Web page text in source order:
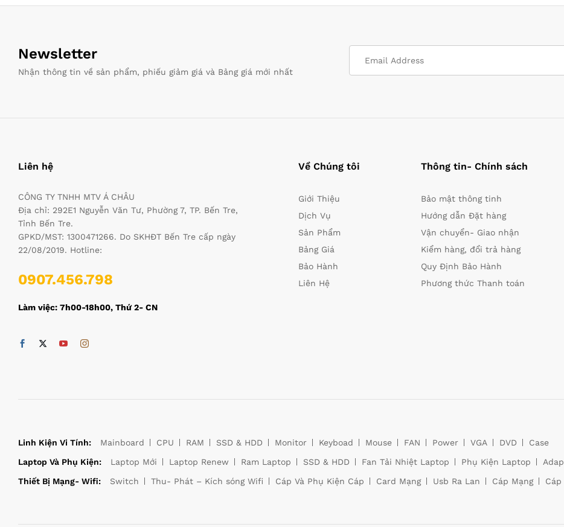
Newsletter
Nhận thông tin về sản phẩm, phiếu giảm giá và Bảng giá mới nhất
Liên hệ
CÔNG TY TNHH MTV Á CHÂU
Địa chỉ: 292E1 Nguyễn Văn Tư, Phường 7, TP. Bến Tre,
Tỉnh Bến Tre.
GPKD/MST: 1300471266. Do SKHĐT Bến Tre cấp ngày
22/08/2019. Hotline:
0907.456.798
Làm việc: 7h00-18h00, Thứ 2- CN
Về Chúng tôi
Giới Thiệu
Dịch Vụ
Sản Phẩm
Bảng Giá
Bảo Hành
Liên Hệ
Thông tin- Chính sách
Bảo mật thông tinh
Hướng dẫn Đặt hàng
Vận chuyển- Giao nhận
Kiểm hàng, đổi trả hàng
Quy Định Bảo Hành
Phương thức Thanh toán
Linh Kiện Vi Tính: Mainboard CPU RAM SSD & HDD Monitor Keyboad Mouse FAN Power VGA DVD
Case
Laptop Và Phụ Kiện:
Laptop Mới Laptop Renew Ram Laptop SSD & HDD Fan Tải Nhiệt Laptop Phụ Kiện Laptop
Thiết Bị Mạng- Wifi:
Switch Thu- Phát – Kích sóng Wifi Cáp Và Phụ Kiện Cáp Card Mạng Usb Ra Lan Cáp Mạng Cáp